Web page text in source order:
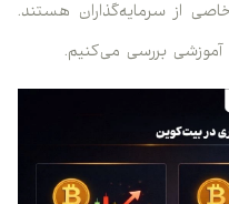
از سرمایه‌گذاران هستند.
آموزشی بررسی می‌کنیم.